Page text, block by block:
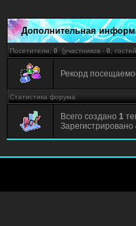
Дополнительная
Посетители: 0 (участников - 0 ,
Рекорд
Статистика форума
Всего создано 1
Зарегистрировано